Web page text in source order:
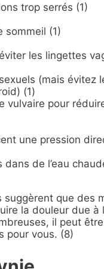
trop serrés (1)
sommeil (1)
les lingettes
(mais évitez
(1)
vulvaire pour
une pression
de l’eau
que des
la douleur due
il peut
pour vous. (8)